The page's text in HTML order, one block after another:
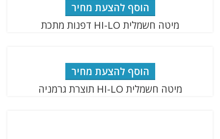
הוסף להצעת מחיר
מיטה חשמלית HI-LO דפנות מתכת
הוסף להצעת מחיר
מיטה חשמלית HI-LO תוצרת גרמניה